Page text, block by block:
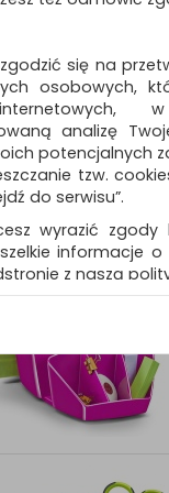
się na
osobowych,
analizę
potencjalnych
tzw.
do serwisu”.
wyrazić zgody
informacje
z naszą
użytkowników
i związane
np. wysłanie
Państwu
ważna jest
(rozwiń)